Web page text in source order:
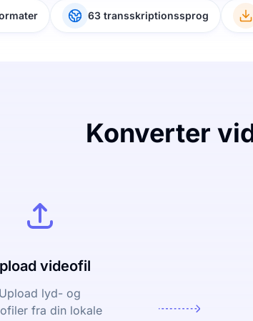
63 transskriptionssprog
Konverter
videofil
Upload lyd- og
fra din lokale